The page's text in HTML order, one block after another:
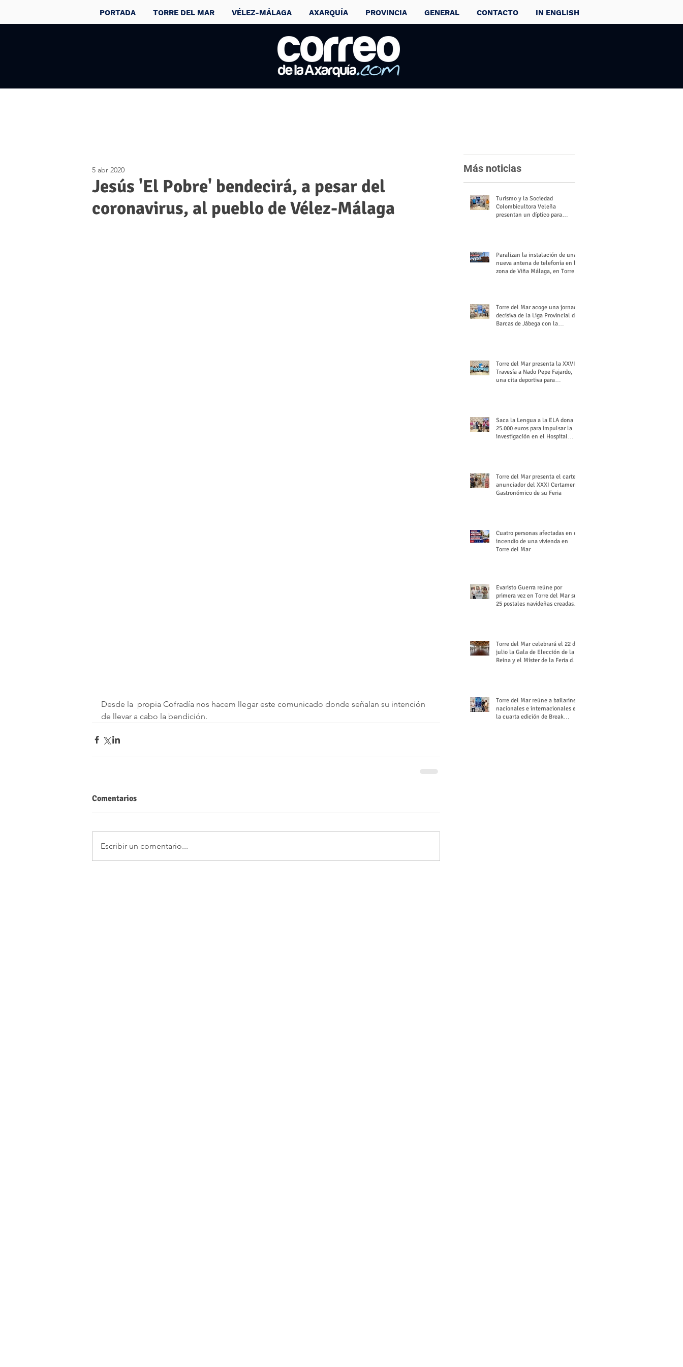
PORTADA TORRE DEL MAR VÉLEZ-MÁLAGA AXARQUÍA PROVINCIA GENERAL CONTACTO IN ENGLISH
Jesús 'El Pobre' bendecirá, a pesar del
coronavirus, al pueblo de Vélez-Málaga
5 abr 2020
Desde la  propia Cofradía nos hacem llegar este comunicado donde señalan su intención
de llevar a cabo la bendición.
Comentarios
Escribir un comentario...
Más noticias
Turismo y la Sociedad
Colombicultora Veleña
presentan un díptico para
Paralizan la instalación de una
nueva antena de telefonía en la
zona de Viña Málaga, en Torre
Torre del Mar acoge una jornada
decisiva de la Liga Provincial de
Barcas de Jábega con la
Torre del Mar presenta la XXVI
Travesía a Nado Pepe Fajardo,
una cita deportiva para
Saca la Lengua a la ELA dona
25.000 euros para impulsar la
investigación en el Hospital
Torre del Mar presenta el cartel
anunciador del XXXI Certamen
Gastronómico de su Feria
Cuatro personas afectadas en el
incendio de una vivienda en
Torre del Mar
Evaristo Guerra reúne por
primera vez en Torre del Mar sus
25 postales navideñas creadas
Torre del Mar celebrará el 22 de
julio la Gala de Elección de la
Reina y el Míster de la Feria de
Torre del Mar reúne a bailarines
nacionales e internacionales en
la cuarta edición de Break